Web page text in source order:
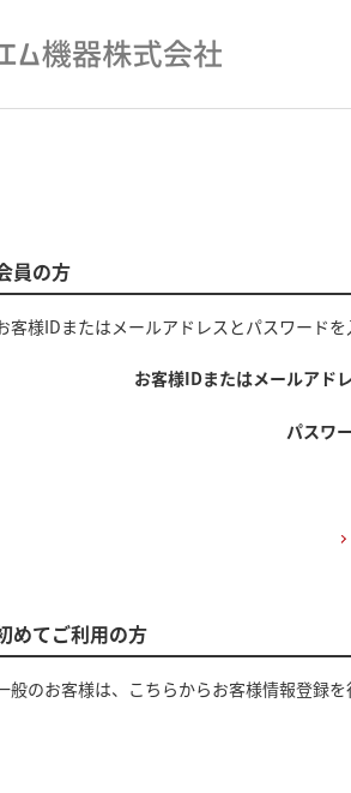
員の方
客様IDまたはメールアドレス とパスワード
お客様IDまたはメールアド
パスワ
めてご利用の方
般のお客様は、こちらからお客様情報登録